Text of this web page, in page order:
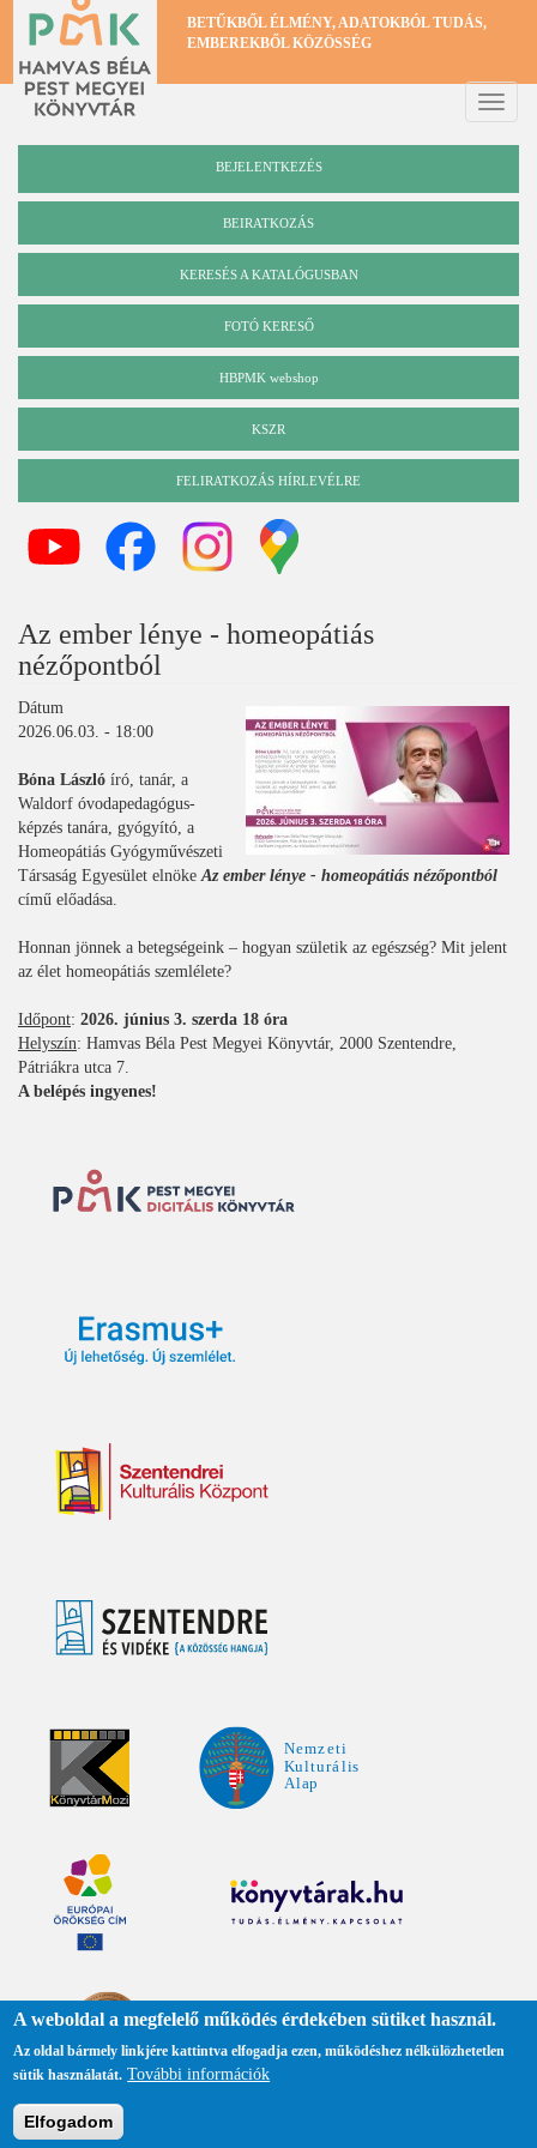
Ugrás
tartalomra
BETŰKBŐL ÉLMÉNY, ADATOKBÓL TUDÁS,
EMBEREKBŐL KÖZÖSSÉG
Toggle
BEJELENTKEZÉS
BEIRATKOZÁS
Katalógus
KERESÉS A KATALÓGUSBAN
FOTÓ KERESŐ
HBPMK webshop
KSZR
FELIRATKOZÁS HÍRLEVÉLRE
Az ember lénye - homeopátiás
nézőpontból
Dátum
2026.06.03. - 18:00
Bóna László író, tanár, a
Waldorf óvodapedagógus-
képzés tanára, gyógyító, a
Homeopátiás Gyógyművészeti
Társaság Egyesület elnökeAz ember lénye - homeopátiás nézőpontból
című előadása.
Honnan jönnek a betegségeink – hogyan születik az egészség? Mit jelent
az élet homeopátiás szemlélete?
Időpont: 2026. június 3. szerda 18 óra
Helyszín: Hamvas Béla Pest Megyei Könyvtár, 2000 Szentendre,
Pátriákra utca 7.
A belépés ingyenes!
Adatkezelési tájékoztató
Közadattár
A weboldal a megfelelő működés érdekében sütiket használ.
Az oldal bármely linkjére kattintva elfogadja ezen, működéshez nélkülözhetetlen
sütik használatát. További információk
Elfogadom